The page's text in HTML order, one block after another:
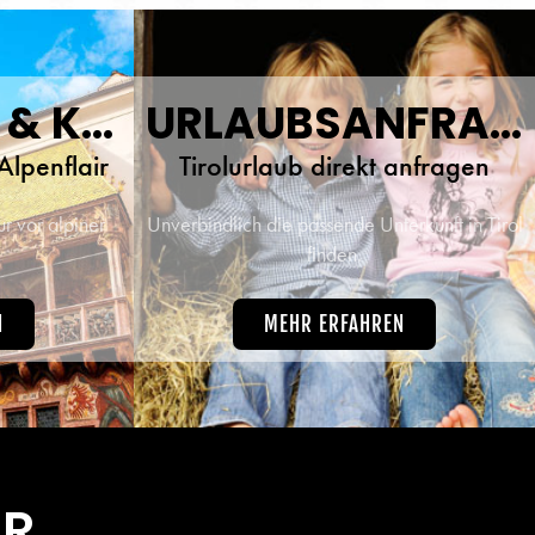
INNSBRUCK & KULTUR
vor alpiner
URLAUBSANFRAGE
Tirolurlaub direkt anfragen
Unverbindlich die passende Unterkunft in Tirol
finden.
MEHR ERFAHREN